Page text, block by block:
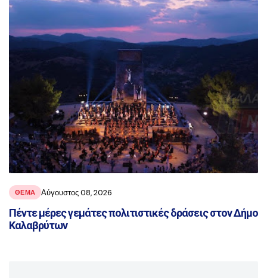
ΘΕΜΑ Αύγουστος 08, 2026
Πέντε μέρες γεμάτες πολιτιστικές δράσεις στον Δήμο
Καλαβρύτων